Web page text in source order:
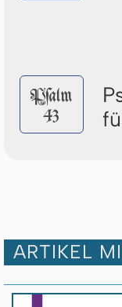
Pſalm
43
ARTIKEL